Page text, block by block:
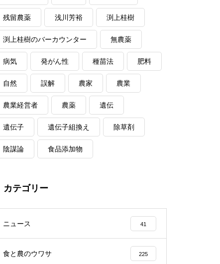
残留農薬 浅川芳裕 渕上桂樹
渕上桂樹のバーカウンター 無農薬
病気 発がん性 種苗法 肥料
自然 誤解 農家 農業
農業経営者 農薬 遺伝
遺伝子 遺伝子組換え 除草剤
陰謀論 食品添加物
カテゴリー
ニュース 41
食と農のウワサ 225